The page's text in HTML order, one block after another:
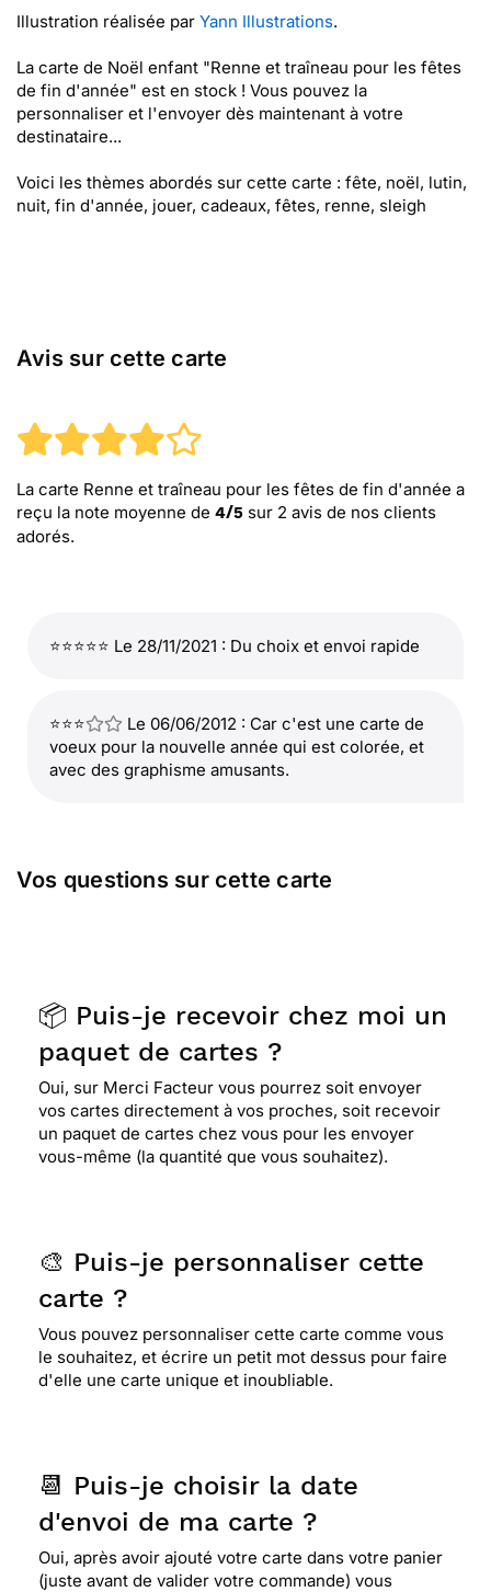
Illustration réalisée par Yann Illustrations.
La carte de Noël enfant "Renne et traîneau pour les fêtes
de fin d'année" est en stock ! Vous pouvez la
personnaliser et l'envoyer dès maintenant à votre
destinataire...
Voici les thèmes abordés sur cette carte : fête, noël, lutin,
nuit, fin d'année, jouer, cadeaux, fêtes, renne, sleigh
Avis sur cette carte
La carte Renne et traîneau pour les fêtes de fin d'année a
reçu la note moyenne de 4/5 sur 2 avis de nos clients
adorés.
⭐⭐⭐⭐⭐ Le 28/11/2021 : Du choix et envoi rapide
⭐⭐⭐
Le 06/06/2012 : Car c'est une carte de
voeux pour la nouvelle année qui est colorée, et
avec des graphisme amusants.
Vos questions sur cette carte
📦 Puis-je recevoir chez moi un
paquet de cartes ?
Oui, sur Merci Facteur vous pourrez soit envoyer
vos cartes directement à vos proches, soit recevoir
un paquet de cartes chez vous pour les envoyer
vous-même (la quantité que vous souhaitez).
🎨 Puis-je personnaliser cette
carte ?
Vous pouvez personnaliser cette carte comme vous
le souhaitez, et écrire un petit mot dessus pour faire
d'elle une carte unique et inoubliable.
📆 Puis-je choisir la date
d'envoi de ma carte ?
Oui, après avoir ajouté votre carte dans votre panier
(juste avant de valider votre commande) vous